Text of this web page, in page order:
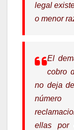
legal
o menor
El
cobro
no deja
ellas por